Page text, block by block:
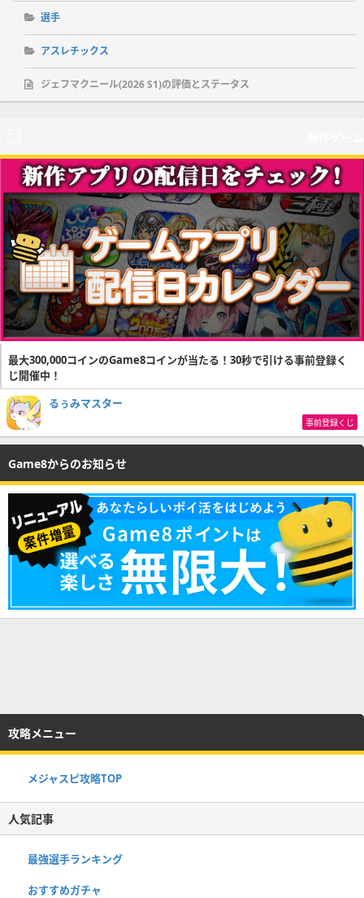
選手
アスレチックス
ジェフマクニール(2026 S1)の評価とステータス
最大300,000コインのGame8コインが当たる！30秒で引ける事前登録く
じ開催中！
るぅみマスター
事前登録くじ
Game8からのお知らせ
攻略メニュー
メジャスピ攻略TOP
人気記事
最強選手ランキング
おすすめガチャ